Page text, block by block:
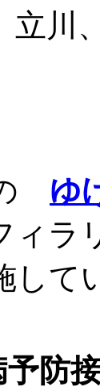
立川
ゆ
ィラ
して
防